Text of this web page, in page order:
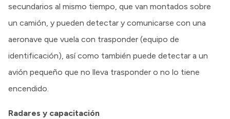
secundarios al mismo tiempo, que van montados sobre
un camión, y pueden detectar y comunicarse con una
aeronave que vuela con trasponder (equipo de
identificación), así como también puede detectar a un
avión pequeño que no lleva trasponder o no lo tiene
encendido.
Radares y capacitación